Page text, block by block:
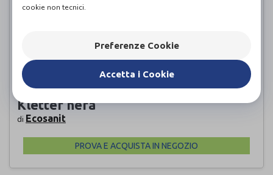
Ciabatta ortopedica donna Luigia
Kletter nera
di Ecosanit
PROVA E ACQUISTA IN NEGOZIO
cookie non tecnici.
Preferenze Cookie
Accetta i Cookie